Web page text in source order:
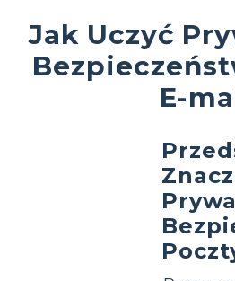
Jak Uczyć
E-